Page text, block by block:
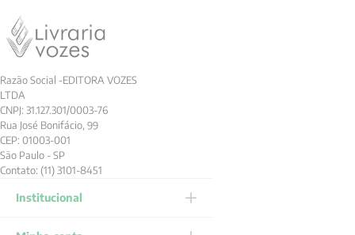
Razão Social -EDITORA VOZES
LTDA
CNPJ: 31.127.301/0003-76
Rua José Bonifácio, 99
CEP: 01003-001
São Paulo - SP
Contato: (11) 3101-8451
Institucional